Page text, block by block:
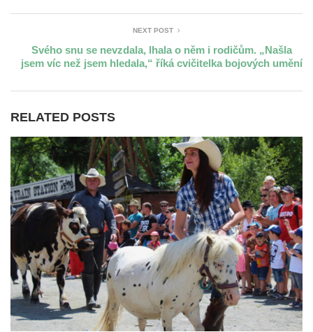
NEXT POST
Svého snu se nevzdala, lhala o něm i rodičům. „Našla
jsem víc než jsem hledala,“ říká cvičitelka bojových umění
RELATED POSTS